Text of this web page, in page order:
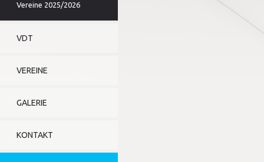
Vereine 2025/2026
VDT
VEREINE
GALERIE
KONTAKT